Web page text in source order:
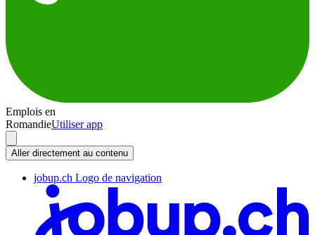
Emplois en
RomandieUtiliser app
Aller directement au contenu
jobup.ch Logo de navigation